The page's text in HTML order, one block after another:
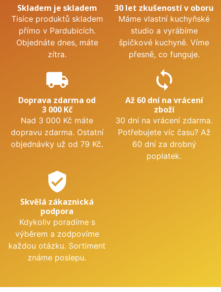
Skladem je skladem
Tisíce produktů skladem
přímo v Pardubicích.
Objednáte dnes, máte
zítra.
30 let zkušeností v oboru
Máme vlastní kuchyňské
studio a vyrábíme
špičkové kuchyně. Víme
přesně, co funguje.
local_shipping
Doprava zdarma od
3 000 Kč
Nad 3 000 Kč máte
dopravu zdarma. Ostatní
objednávky už od 79 Kč.
sync
Až 60 dní na vrácení
zboží
30 dní na vrácení zdarma.
Potřebujete víc času? Až
60 dní za drobný
poplatek.
verified_user
Skvělá zákaznická
podpora
Kdykoliv poradíme s
výběrem a zodpovíme
každou otázku. Sortiment
známe poslepu.